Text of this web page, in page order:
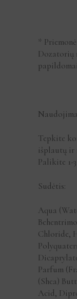
*
Dozatorių
Tepkite
išplautų ir
Palikite 1-
Sudėtis:
Aqua
Chloride,
Parfum
(Shea)
Acid,